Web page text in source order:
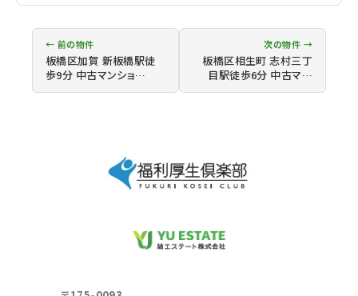
← 前の物件
板橋区加賀 新板橋駅徒
歩9分 中古マンショ…
次の物件 →
板橋区相生町 志村三丁
目駅徒歩6分 中古マ…